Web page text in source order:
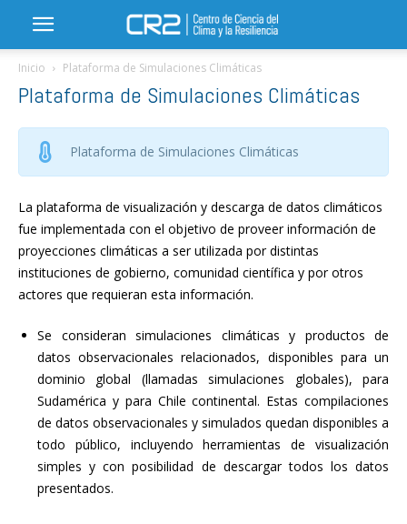
Inicio Plataforma de Simulaciones Climáticas
Plataforma de Simulaciones Climáticas
Plataforma de Simulaciones Climáticas
La plataforma de visualización y descarga de datos climáticos
fue implementada con el objetivo de proveer información de
proyecciones climáticas a ser utilizada por distintas
instituciones de gobierno, comunidad científica y por otros
actores que requieran esta información.
Se consideran simulaciones climáticas y productos de
datos observacionales relacionados, disponibles para un
dominio global (llamadas simulaciones globales), para
Sudamérica y para Chile continental. Estas compilaciones
de datos observacionales y simulados quedan disponibles a
todo público, incluyendo herramientas de visualización
simples y con posibilidad de descargar todos los datos
presentados.